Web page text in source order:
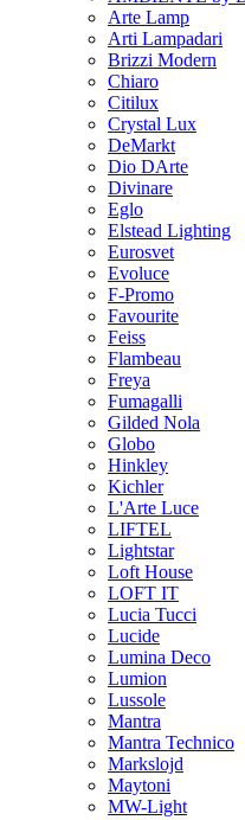
Arte Lamp
Arti Lampadari
Brizzi Modern
Chiaro
Citilux
Crystal Lux
DeMarkt
Dio DArte
Divinare
Eglo
Elstead Lighting
Eurosvet
Evoluce
F-Promo
Favourite
Feiss
Flambeau
Freya
Fumagalli
Gilded Nola
Globo
Hinkley
Kichler
L'Arte Luce
LIFTEL
Lightstar
Loft House
LOFT IT
Lucia Tucci
Lucide
Lumina Deco
Lumion
Lussole
Mantra
Mantra Technico
Markslojd
Maytoni
MW-Light